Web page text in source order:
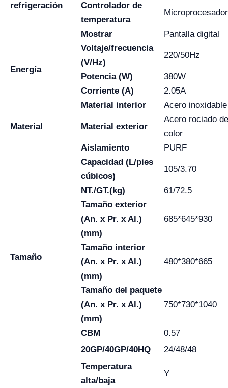
refrigeración
Controlador de
temperatura
Microprocesador
Mostrar Pantalla digital
Energía
Voltaje/frecuencia
(V/Hz)
220/50Hz
Potencia (W)
380W
Corriente (A)
2.05A
Material
Material interior Acero inoxidable
Material exterior
Acero rociado de
color
Aislamiento
PURF
Tamaño
Capacidad (L/pies
cúbicos)
105/3.70
NT./GT.(kg)
61/72.5
Tamaño exterior
(An. x Pr. x Al.)
(mm)
685*645*930
Tamaño interior
(An. x Pr. x Al.)
(mm)
480*380*665
Tamaño del paquete
(An. x Pr. x Al.)
(mm)
750*730*1040
CBM
0.57
20GP/40GP/40HQ
24/48/48
Temperatura
alta/baja
Y